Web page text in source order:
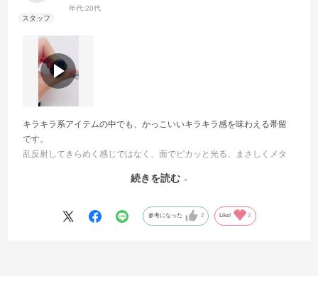
年代:20代
キラキラ系アイテムの中でも、かっこいいキラキラ感を味わえる帯留
です。
乱反射してきらめく感じではなく、面でピカッと光る、まさしくメタ
オリジナルアイテムな上に、フォルムやキラキラがひとつずつ違うの
かっこいい系コーデに取り入れてみてほしいです。
続きを読む
参考になった 2 Like! 2